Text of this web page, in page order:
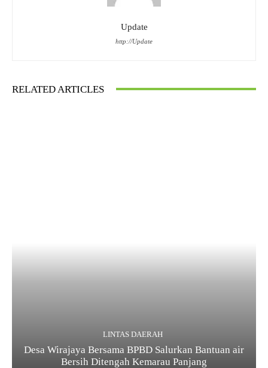
Update
http://Update
RELATED ARTICLES
LINTAS DAERAH
Desa Wirajaya Bersama BPBD Salurkan Bantuan air
Bersih Ditengah Kemarau Panjang